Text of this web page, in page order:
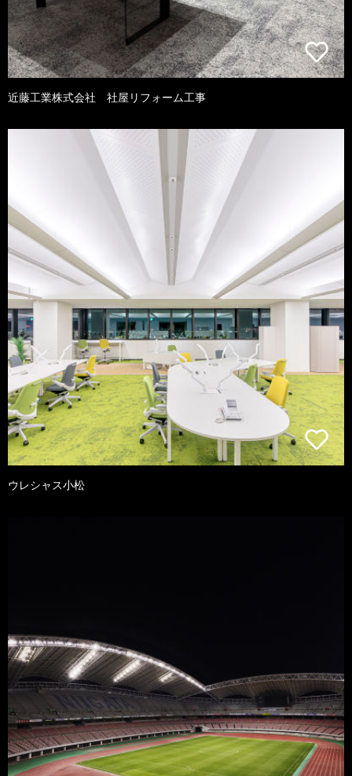
近藤工業株式会社 社屋リフォーム工事
ウレシャス小松